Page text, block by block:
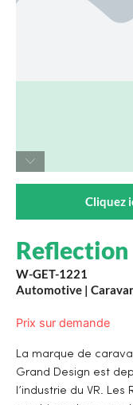
Cliquez
Reflection
W-GET-1221
Automotive |
Prix sur demande
La marque de
Grand Design est
l’industrie du VR.